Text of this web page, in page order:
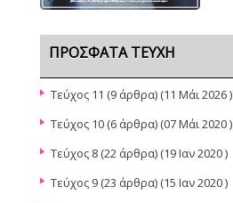
ΠΡΌΣΦΑΤΑ ΤΕΎΧΗ
Τεύχος 11 (9 άρθρα) (11 Μάι 2026 )
Τεύχος 10 (6 άρθρα) (07 Μάι 2020 )
Τεύχος 8 (22 άρθρα) (19 Ιαν 2020 )
Τεύχος 9 (23 άρθρα) (15 Ιαν 2020 )